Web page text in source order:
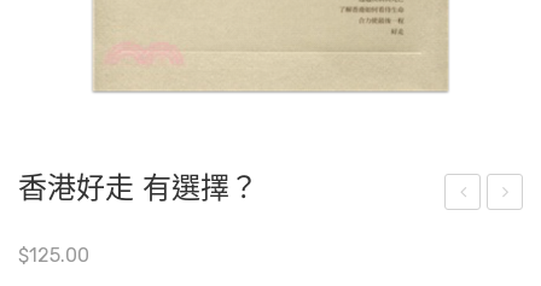
香港好走 有選擇？
$125.00